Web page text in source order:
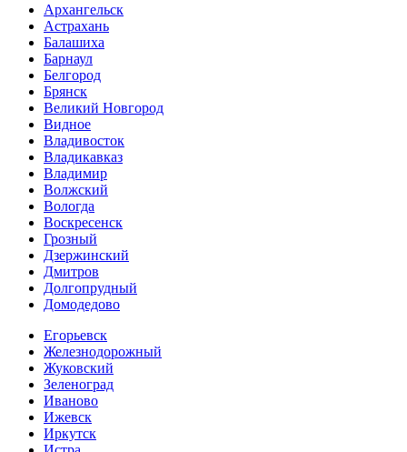
Архангельск
Астрахань
Балашиха
Барнаул
Белгород
Брянск
Великий Новгород
Видное
Владивосток
Владикавказ
Владимир
Волжский
Вологда
Воскресенск
Грозный
Дзержинский
Дмитров
Долгопрудный
Домодедово
Егорьевск
Железнодорожный
Жуковский
Зеленоград
Иваново
Ижевск
Иркутск